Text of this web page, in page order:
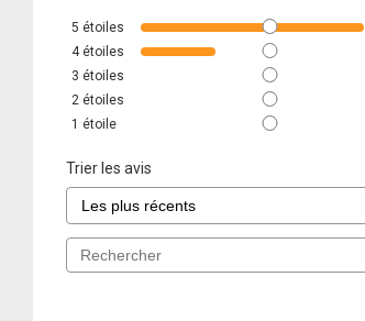
5 étoiles
4 étoiles
3 étoiles
2 étoiles
1 étoile
Trier les avis